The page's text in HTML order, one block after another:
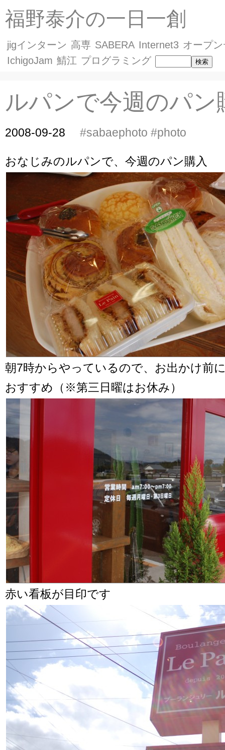
福野泰介の一日一創
jigインターン 高専 SABERA Internet3 オープ
IchigoJam 鯖江 プログラミング
ルパンで今週のパン
2008-09-28 #sabaephoto #photo
おなじみのルパンで、今週のパン購入
朝7時からやっているので、お出かけ前
おすすめ（※第三日曜はお休み）
赤い看板が目印です